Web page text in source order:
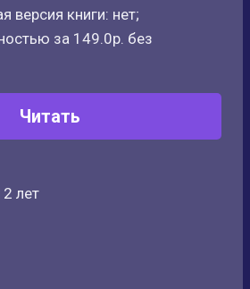
версия книги: нет;
за 149.0р. без
Читать
лет